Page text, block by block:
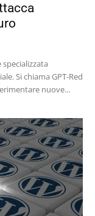
Si chiama GPT-Red
nuove...